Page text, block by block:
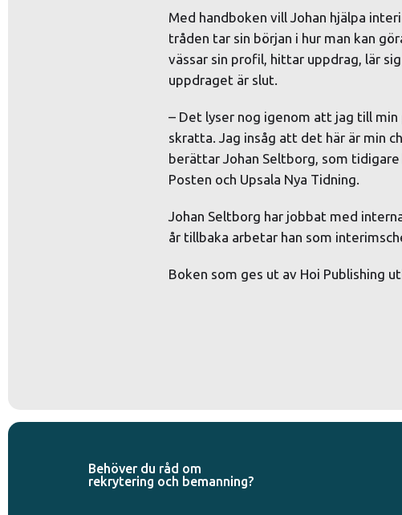
Med handboken vill Johan hjälpa
tråden tar sin början i hur man kan
vässar sin profil, hittar uppdrag, lär
uppdraget är slut.
– Det lyser nog igenom att jag till
skratta. Jag insåg att det här är min
berättar Johan Seltborg, som
Posten och Upsala Nya Tidning.
Johan Seltborg har jobbat med
år tillbaka arbetar han som
Boken som ges ut av Hoi Publishing
Behöver du råd om
rekrytering och bemanning?